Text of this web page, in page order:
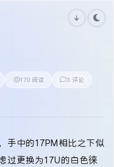
170 阅读 3 评论
手中的17PM相比之下似
过更换为17U的白色徕